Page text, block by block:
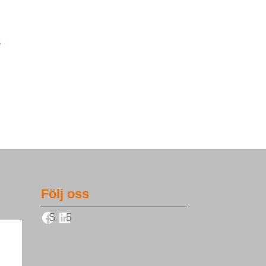
Följ oss
FacebookLinkedIn